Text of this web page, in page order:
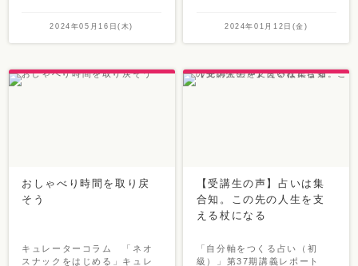
2024年05月16日(木) 2024年01月12日(金)
おしゃべり時間を取り戻
そう
キュレーターコラム 「ネオ
スナックをはじめる」キュレ
【受講生の声】占いは集
合知。この先の人生を支
える杖になる
「自分軸をつくる占い（初
級）」第37期講義レポート